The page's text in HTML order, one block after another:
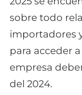
sobre todo
importadores
para acceder
empresa
del 2024.